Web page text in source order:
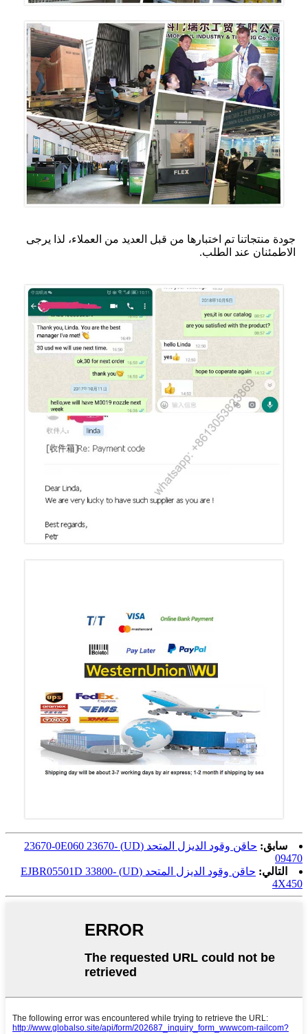
جودة منتجاتنا تم اختبارها من قبل العديد من العملاء، لذا يرجى
الاطمئنان عند الطلب.
سابق:
حاقن وقود الديزل المتحد (UD) 23670-0E060 23670-
09470
التالي:
حاقن وقود الديزل المتحد (UD) EJBR05501D 33800-
4X450